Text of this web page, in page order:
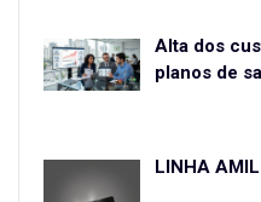
Alta dos
planos de
LINHA